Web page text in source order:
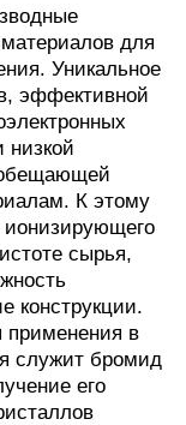
для
Уникальное
эффективной
низкой
К этому
сырья,
конструкции.
в
служит бромид
его